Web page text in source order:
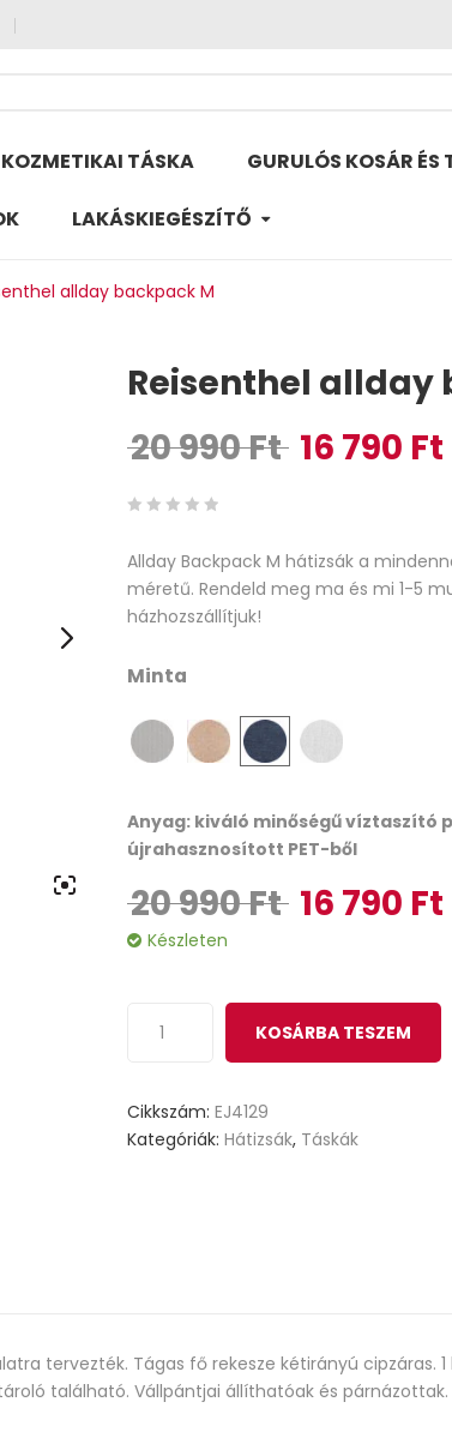
KOZMETIKAI TÁSKA GURULÓS KOSÁR ÉS
LAKÁSKIEGÉSZÍTŐ
allday backpack M
Reisenthel allday
20 990Ft Original price was:
16 790 Ft
out
of
based
customer
Allday Backpack M hátizsák a
méretű. Rendeld meg ma és mi 1-5
házhozszállítjuk!
Minta
Anyag: kiváló minőségű víztaszító
újrahasznosított PET-ből
20 990Ft Original price was:
16 790 Ft
Készleten
KOSÁRBA TESZEM
Cikkszám:EJ4129
Kategóriák:Hátizsák, Táskák
tervezték. Tágas fő rekesze kétirányú cipzáras. 1
található. Vállpántjai állíthatóak és